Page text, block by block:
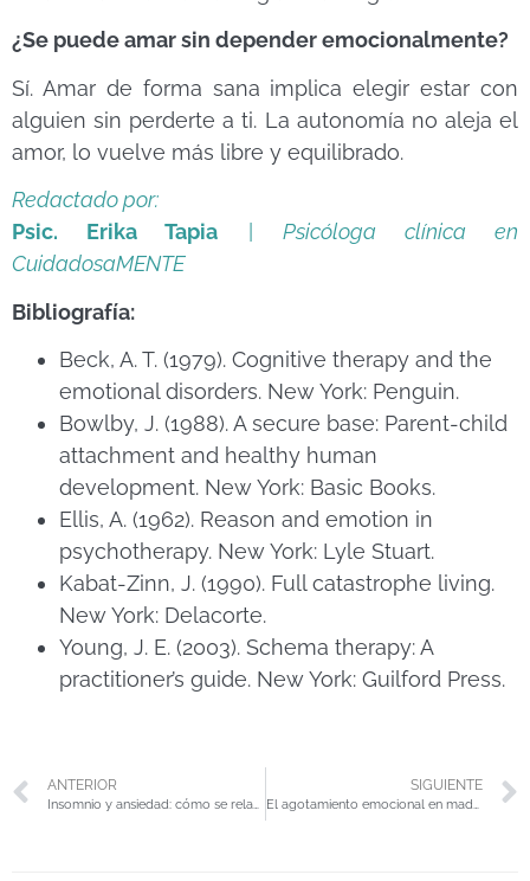
¿Se puede amar sin depender emocionalmente?
Sí. Amar de forma sana implica elegir estar con
alguien sin perderte a ti. La autonomía no aleja el
amor, lo vuelve más libre y equilibrado.
Redactado por:
Psic. Erika Tapia
Psicóloga clínica en
CuidadosaMENTE
Bibliografía:
Beck, A. T. (1979). Cognitive therapy and the
emotional disorders. New York: Penguin.
Bowlby, J. (1988). A secure base: Parent-child
attachment and healthy human
development. New York: Basic Books.
Ellis, A. (1962). Reason and emotion in
psychotherapy. New York: Lyle Stuart.
Kabat-Zinn, J. (1990). Full catastrophe living.
New York: Delacorte.
Young, J. E. (2003). Schema therapy: A
practitioner’s guide. New York: Guilford Press.
ANTERIOR SIGUIENTE